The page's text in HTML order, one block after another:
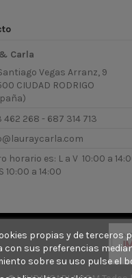
Carla
Vegas Arranz, 9
CIUDAD RODRIGO
462 268 - 687 314 713
horario es: L a V 10:00 a
10:00 a 14:00
propias y de
con sus preferencias
sobre su uso pulse el